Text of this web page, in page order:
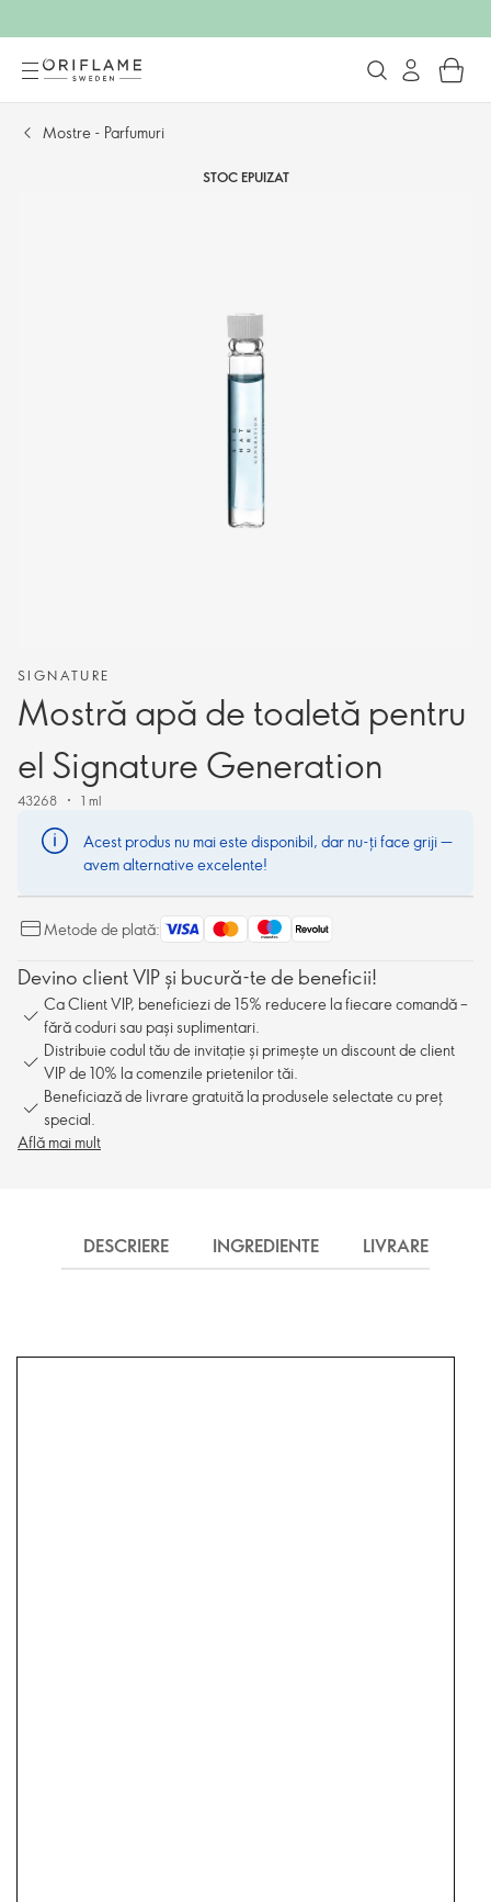
Mostre - Parfumuri
STOC EPUIZAT
SIGNATURE
Mostră apă de toaletă pentru
el Signature Generation
43268 1 ml
Acest produs nu mai este disponibil, dar nu-ți face griji —
avem alternative excelente!
Metode de plată:
Devino client VIP și bucură-te de beneficii!
Ca Client VIP, beneficiezi de 15% reducere la fiecare comandă –
fără coduri sau pași suplimentari.
Distribuie codul tău de invitație și primește un discount de client
VIP de 10% la comenzile prietenilor tăi.
Beneficiază de livrare gratuită la produsele selectate cu preț
special.
Află mai mult
DESCRIERE INGREDIENTE LIVRARE